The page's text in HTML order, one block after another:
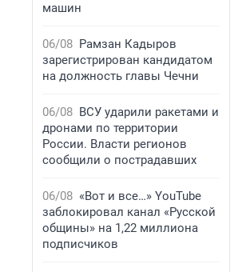
машин
06/08 Рамзан Кадыров
зарегистрирован кандидатом
на должность главы Чечни
06/08 ВСУ ударили ракетами и
дронами по территории
России. Власти регионов
сообщили о пострадавших
06/08 «Вот и все…» YouTube
заблокировал канал «Русской
общины» на 1,22 миллиона
подписчиков